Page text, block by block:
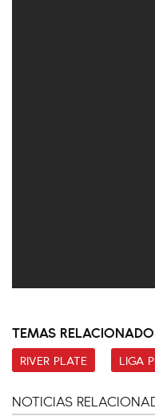
TEMAS
RIVER PLATE LIGA
NOTICIAS